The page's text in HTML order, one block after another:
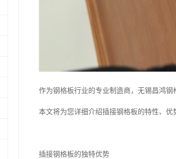
作为钢格板行业的专业制造商，无锡昌鸿钢
本文将为您详细介绍插接钢格板的特性、优
插接钢格板的独特优势